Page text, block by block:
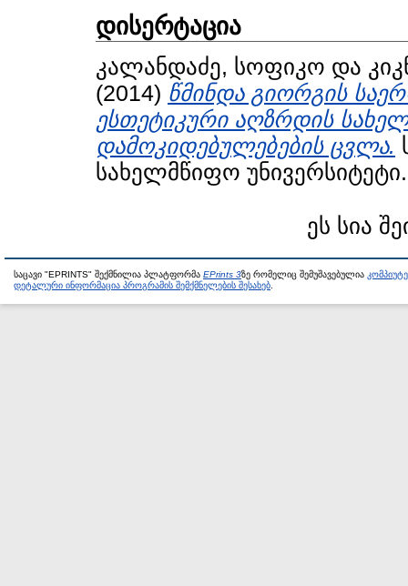
დისერტაცია
კალანდაძე, სოფიკო და
(2014) წმინდა გიორგის
ესთეტიკური აღზრდის
დამოკიდებულებების ცვლა.
სახელმწიფო უნივერსიტეტი.
ეს სია
საცავი "EPRINTS" შექმნილია პლატფორმა EPrints 3ზე რომელიც შემუშავებულია
დეტალური ინფორმაცია პროგრამის შემქმნელების შესახებ